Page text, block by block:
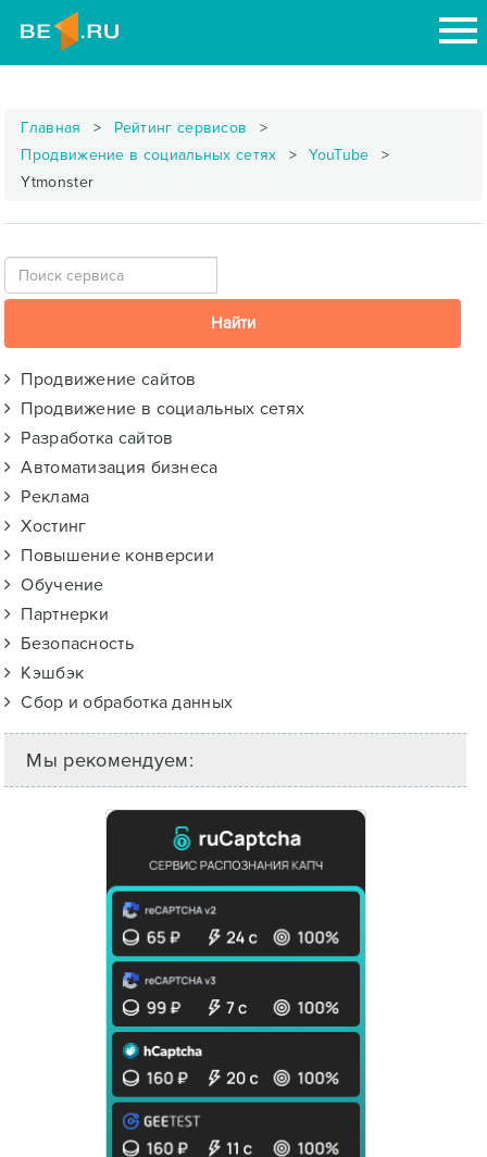
Главная
Рейтинг сервисов
Продвижение в социальных сетях
YouTube
Ytmonster
Продвижение сайтов
Продвижение в социальных сетях
Разработка сайтов
Автоматизация бизнеса
Реклама
Хостинг
Повышение конверсии
Обучение
Партнерки
Безопасность
Кэшбэк
Сбор и обработка данных
Мы рекомендуем: